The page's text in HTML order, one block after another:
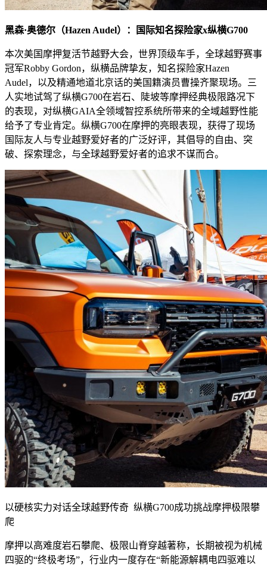
黑森·奥德尔（Hazen Audel）：国际知名探险家x纵横G700
本次美国摩押复活节越野大会，世界顶级车手，全球越野赛事
冠军Robby Gordon，纵横品牌挚友，知名探险家Hazen
Audel，以及精通地道北京话的美国籍演员曹操齐聚现场。三
人实地试驾了纵横G700在岩石、陡坡等摩押经典极限路况下
的表现，对纵横GAIA全领域智控系统所带来的全域越野性能
给予了专业肯定。纵横G700在摩押的亮眼表现，获得了现场
国际友人与专业越野爱好者的广泛好评，其倡导的自由、突
破、探索理念，与全球越野爱好者的追求不谋而合。
以硬核实力对话全球越野传奇 纵横G700成功挑战摩押极限攀
爬
摩押以高难度岩石攀爬、极限山脊穿越著称，长期被视为机械
四驱的“终极考场”，行业内一度存在“新能源解耦电四驱难以